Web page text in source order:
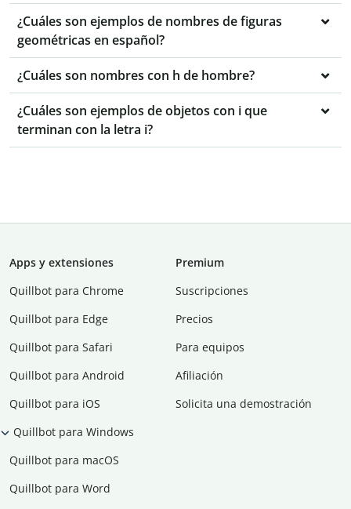
¿Cuáles son ejemplos de nombres de figuras
geométricas en español?
¿Cuáles son nombres con h de hombre?
¿Cuáles son ejemplos de objetos con i que
terminan con la letra i?
Apps y extensiones
Quillbot para Chrome
Quillbot para Edge
Quillbot para Safari
Quillbot para Android
Quillbot para iOS
Quillbot para Windows
Quillbot para macOS
Quillbot para Word
Premium
Suscripciones
Precios
Para equipos
Afiliación
Solicita una demostración